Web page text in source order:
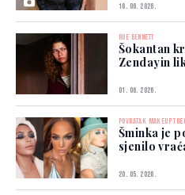
16. 06. 2026.
RUE BENNETT
Šokantan
Zendayin
01. 06. 2026.
POVRATAK MAKEUP
Šminka je
sjenilo
20. 05. 2026.